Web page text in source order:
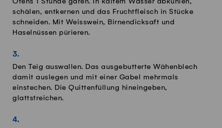
schälen, entkernen und das Fruchtfleisch in Stücke
schneiden. Mit Weisswein, Birnendicksaft und
Haselnüssen pürieren.
Den Teig auswallen. Das ausgebutterte Wähenblech
damit auslegen und mit einer Gabel mehrmals
einstechen. Die Quittenfüllung hineingeben,
glattstreichen.